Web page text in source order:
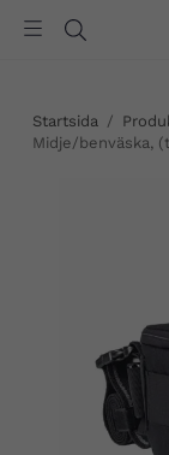
Startsida /
Midje/benväska,